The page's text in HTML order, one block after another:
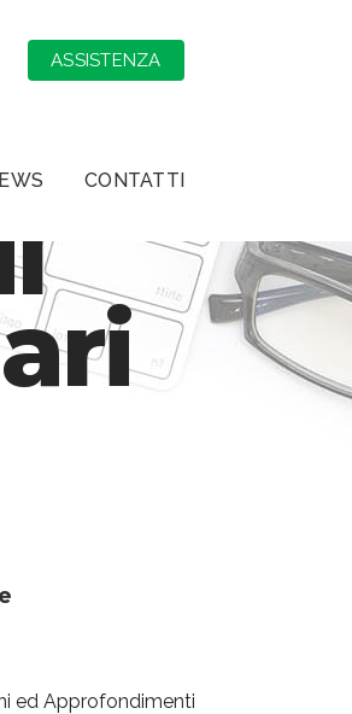
ASSISTENZA
CONTATTI
ed Approfondimenti